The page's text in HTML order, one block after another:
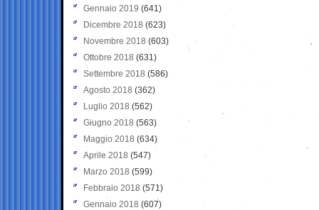
Gennaio 2019 (641)
Dicembre 2018 (623)
Novembre 2018 (603)
Ottobre 2018 (631)
Settembre 2018 (586)
Agosto 2018 (362)
Luglio 2018 (562)
Giugno 2018 (563)
Maggio 2018 (634)
Aprile 2018 (547)
Marzo 2018 (599)
Febbraio 2018 (571)
Gennaio 2018 (607)